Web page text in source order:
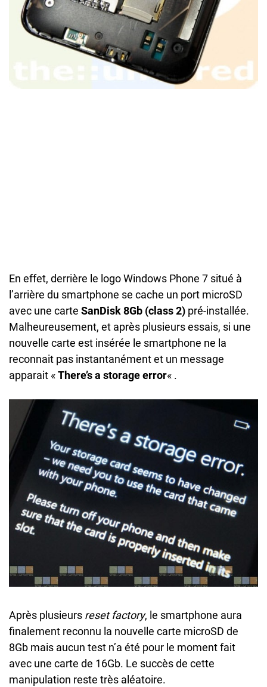
En effet, derrière le logo Windows Phone 7 situé à
l’arrière du smartphone se cache un port microSD
avec une carte SanDisk 8Gb (class 2) pré-installée.
Malheureusement, et après plusieurs essais, si une
nouvelle carte est insérée le smartphone ne la
reconnait pas instantanément et un message
apparait «There’s a storage error« .
Après plusieurs reset factory, le smartphone aura
finalement reconnu la nouvelle carte microSD de
8Gb mais aucun test n’a été pour le moment fait
avec une carte de 16Gb. Le succès de cette
manipulation reste très aléatoire.